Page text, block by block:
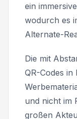
ein
wodurch es
Alternate-
Die mit
QR-Codes in
und nicht im
großen